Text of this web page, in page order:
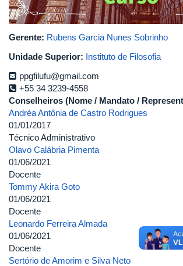
Gerente: Rubens Garcia Nunes Sobrinho
Unidade Superior: Instituto de Filosofia
ppgfilufu@gmail.com
+55 34 3239-4558
Conselheiros (Nome / Mandato /
Andréa Antônia de Castro Rodrigues
01/01/2017
Técnico Administrativo
Olavo Calábria Pimenta
01/06/2021
Docente
Tommy Akira Goto
01/06/2021
Docente
Leonardo Ferreira Almada
01/06/2021
Docente
Sertório de Amorim e Silva Neto